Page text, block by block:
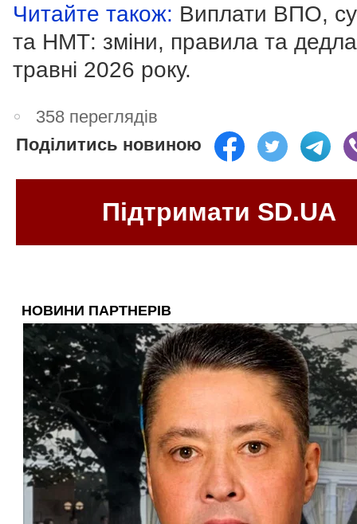
Читайте також: Виплати ВПО,
та НМТ: зміни, правила та
травні 2026 року.
358 переглядів
Поділитись новиною
Підтримати SD.UA